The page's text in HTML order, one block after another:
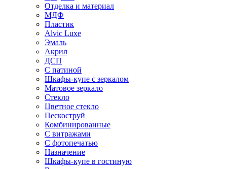
Отделка и материал
МДФ
Пластик
Alvic Luxe
Эмаль
Акрил
ДСП
С патиной
Шкафы-купе с зеркалом
Матовое зеркало
Стекло
Цветное стекло
Пескоструй
Комбинированные
С витражами
С фотопечатью
Назначение
Шкафы-купе в гостиную